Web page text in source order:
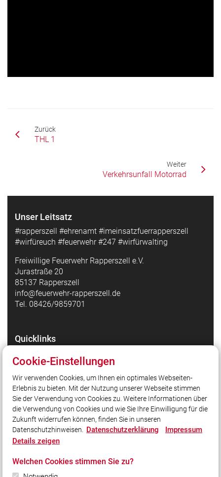
Zurück
THL 1
Weiter
Verkehrsunfall Motorrad
Unser Leitsatz
#rapperszell #ehrenamt #imeinsatzfuerrapperszell
#wirfüreuch #feuerwehr #247 #wirfürwalting
Freiwillige Feuerwehr Rapperszell e.V.
Jurastraße 20
85137 Rapperszell
info@feuerwehr-rapperszell.de
Tel. 08426/9859701
Quicklinks
Feuerwehr Rapperszell auf Instagram
Gemeinde Walting
Kreisfeuerwehrverband Eichstätt
Landesfeuerwehrverband Bayern
Social Media
Bleiben Sie mit uns in Kontakt und vernetzen Sie sich
Cookie-Einstellungen
Wir verwenden Cookies, um Ihnen ein optimales Webseiten-
Erlebnis zu bieten. Mit der Nutzung unserer Webseite stimmen
Sie der Verwendung von Cookies zu. Weitere Informationen über
die Verwendung von Cookies und wie Sie Ihre Einwilligung für die
Zukunft widerrufen können, finden Sie in unseren
Datenschutzhinweisen. Datenschutzerklärung
Impressum
Details zeigen
Welchen Cookies stimmen Sie zu?